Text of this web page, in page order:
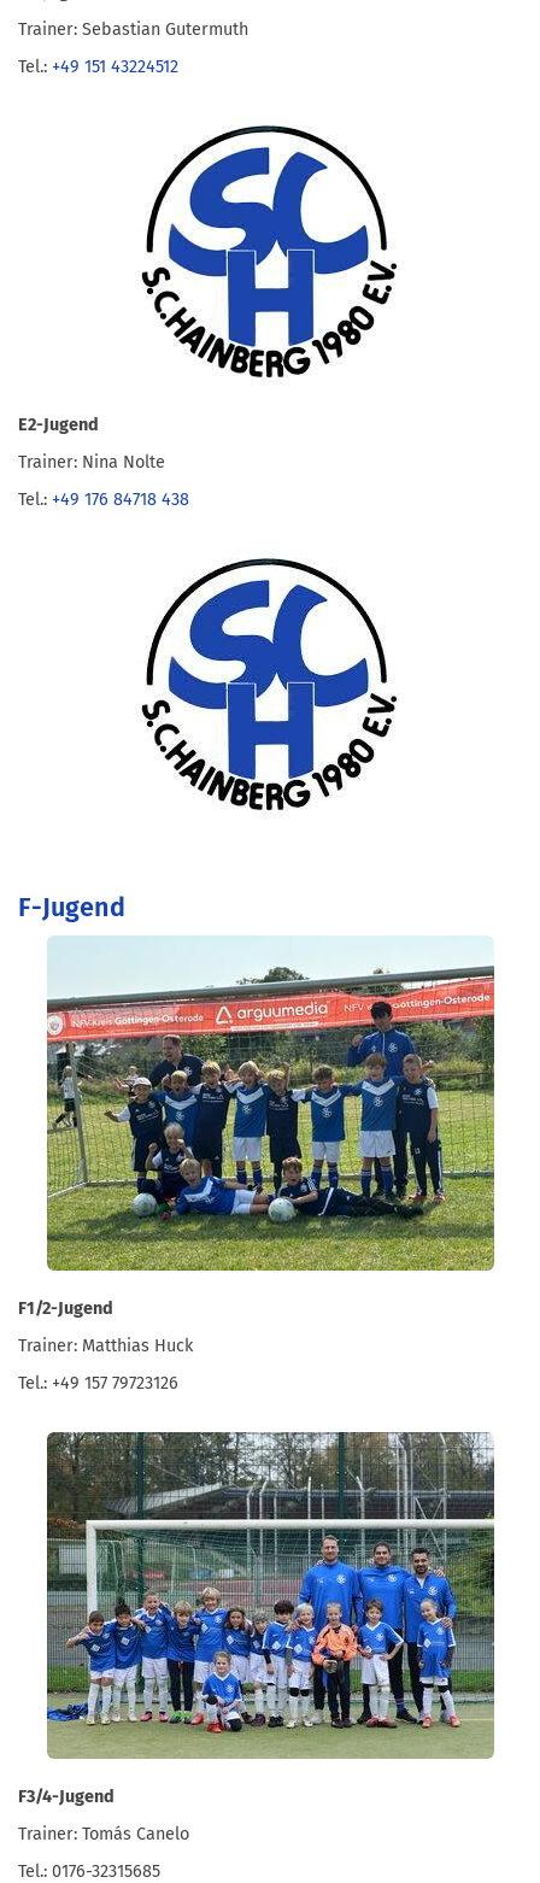
Trainer: Sebastian Gutermuth
Tel.: +49 151 43224512
E2-Jugend
Trainer: Nina Nolte
Tel.: +49 176 84718 438
F-Jugend
F1/2-Jugend
Trainer: Matthias Huck
Tel.: +49 157 79723126
F3/4-Jugend
Trainer: Tomás Canelo
Tel.: 0176-32315685